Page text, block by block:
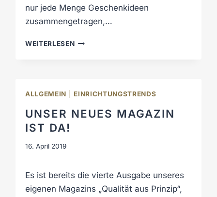
nur jede Menge Geschenkideen
zusammengetragen,…
WEITERLESEND
L
S
M
I
N
ALLGEMEIN EINRICHTUNGSTRENDS
UNSER NEUES MAGAZIN
IST DA!
16. April 2019
Es ist bereits die vierte Ausgabe unseres
eigenen Magazins „Qualität aus Prinzip“,